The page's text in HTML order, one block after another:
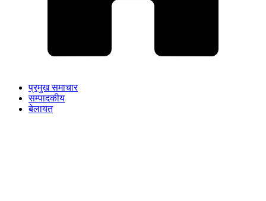
प्रमुख समाचार
सम्पादकीय
बेलायत